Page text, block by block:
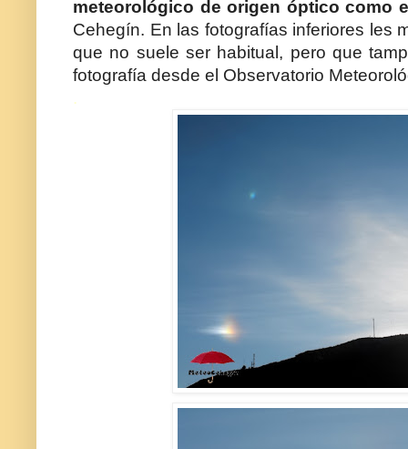
meteorológico de origen óptico como
Cehegín. En las fotografías inferiores les
que no suele ser habitual, pero que
fotografía desde el Observatorio
.